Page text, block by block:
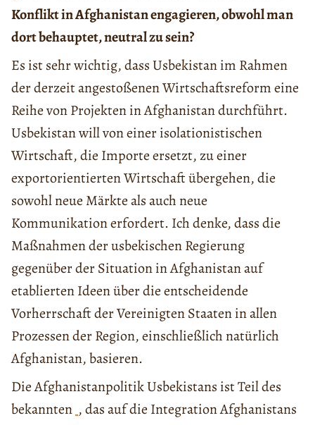
Konflikt in Afghanistan engagieren, obwohl man
dort behauptet, neutral zu sein?
Es ist sehr wichtig, dass Usbekistan im Rahmen
der derzeit angestoßenen Wirtschaftsreform eine
Reihe von Projekten in Afghanistan durchführt.
Usbekistan will von einer isolationistischen
Wirtschaft, die Importe ersetzt, zu einer
exportorientierten Wirtschaft übergehen, die
sowohl neue Märkte als auch neue
Kommunikation erfordert. Ich denke, dass die
Maßnahmen der usbekischen Regierung
gegenüber der Situation in Afghanistan auf
etablierten Ideen über die entscheidende
Vorherrschaft der Vereinigten Staaten in allen
Prozessen der Region, einschließlich natürlich
Afghanistan, basieren.
Die Afghanistanpolitik Usbekistans ist Teil des
bekannten , das auf die Integration Afghanistans